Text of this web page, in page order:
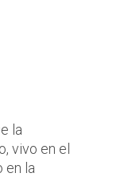
la
vivo en el
en la